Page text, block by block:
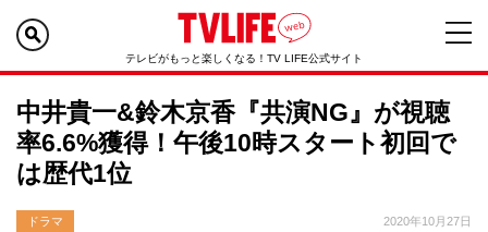
テレビがもっと楽しくなる！TV LIFE公式サイト
中井貴一&鈴木京香『共演NG』が視聴
率6.6%獲得！午後10時スタート初回で
は歴代1位
ドラマ 2020年10月27日